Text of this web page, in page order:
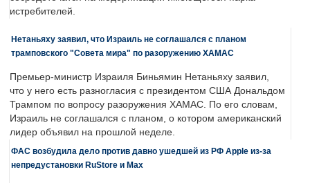
истребителей.
Нетаньяху заявил, что Израиль не соглашался с планом
трамповского "Совета мира" по разоружению ХАМАС
Премьер-министр Израиля Биньямин Нетаньяху заявил,
что у него есть разногласия с президентом США Дональдом
Трампом по вопросу разоружения ХАМАС. По его словам,
Израиль не соглашался с планом, о котором американский
лидер объявил на прошлой неделе.
ФАС возбудила дело против давно ушедшей из РФ Apple из-за
непредустановки RuStore и Max